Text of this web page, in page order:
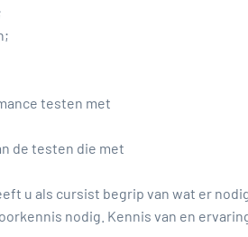
testen met
de testen die met
u als cursist begrip van wat er
nodig. Kennis van en